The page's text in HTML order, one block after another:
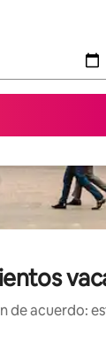
de acuerdo: